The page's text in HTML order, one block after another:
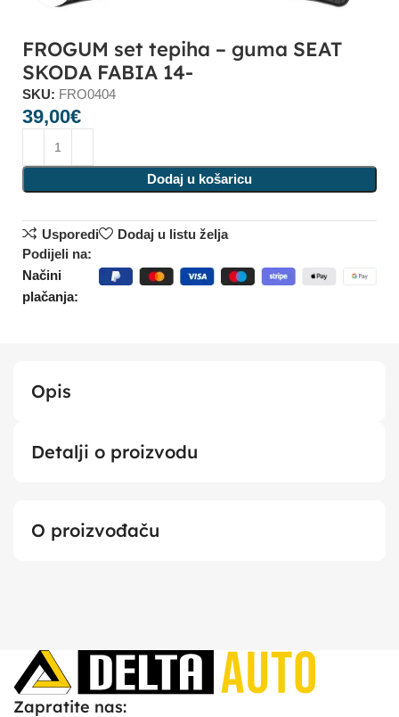
FROGUM set tepiha – guma SEAT
SKODA FABIA 14-
SKU: FRO0404
39,00€
Dodaj u košaricu
Usporedi
Dodaj u listu želja
Podijeli na:
Načini
plačanja:
Opis
Detalji o proizvodu
O proizvođaču
Zapratite nas: